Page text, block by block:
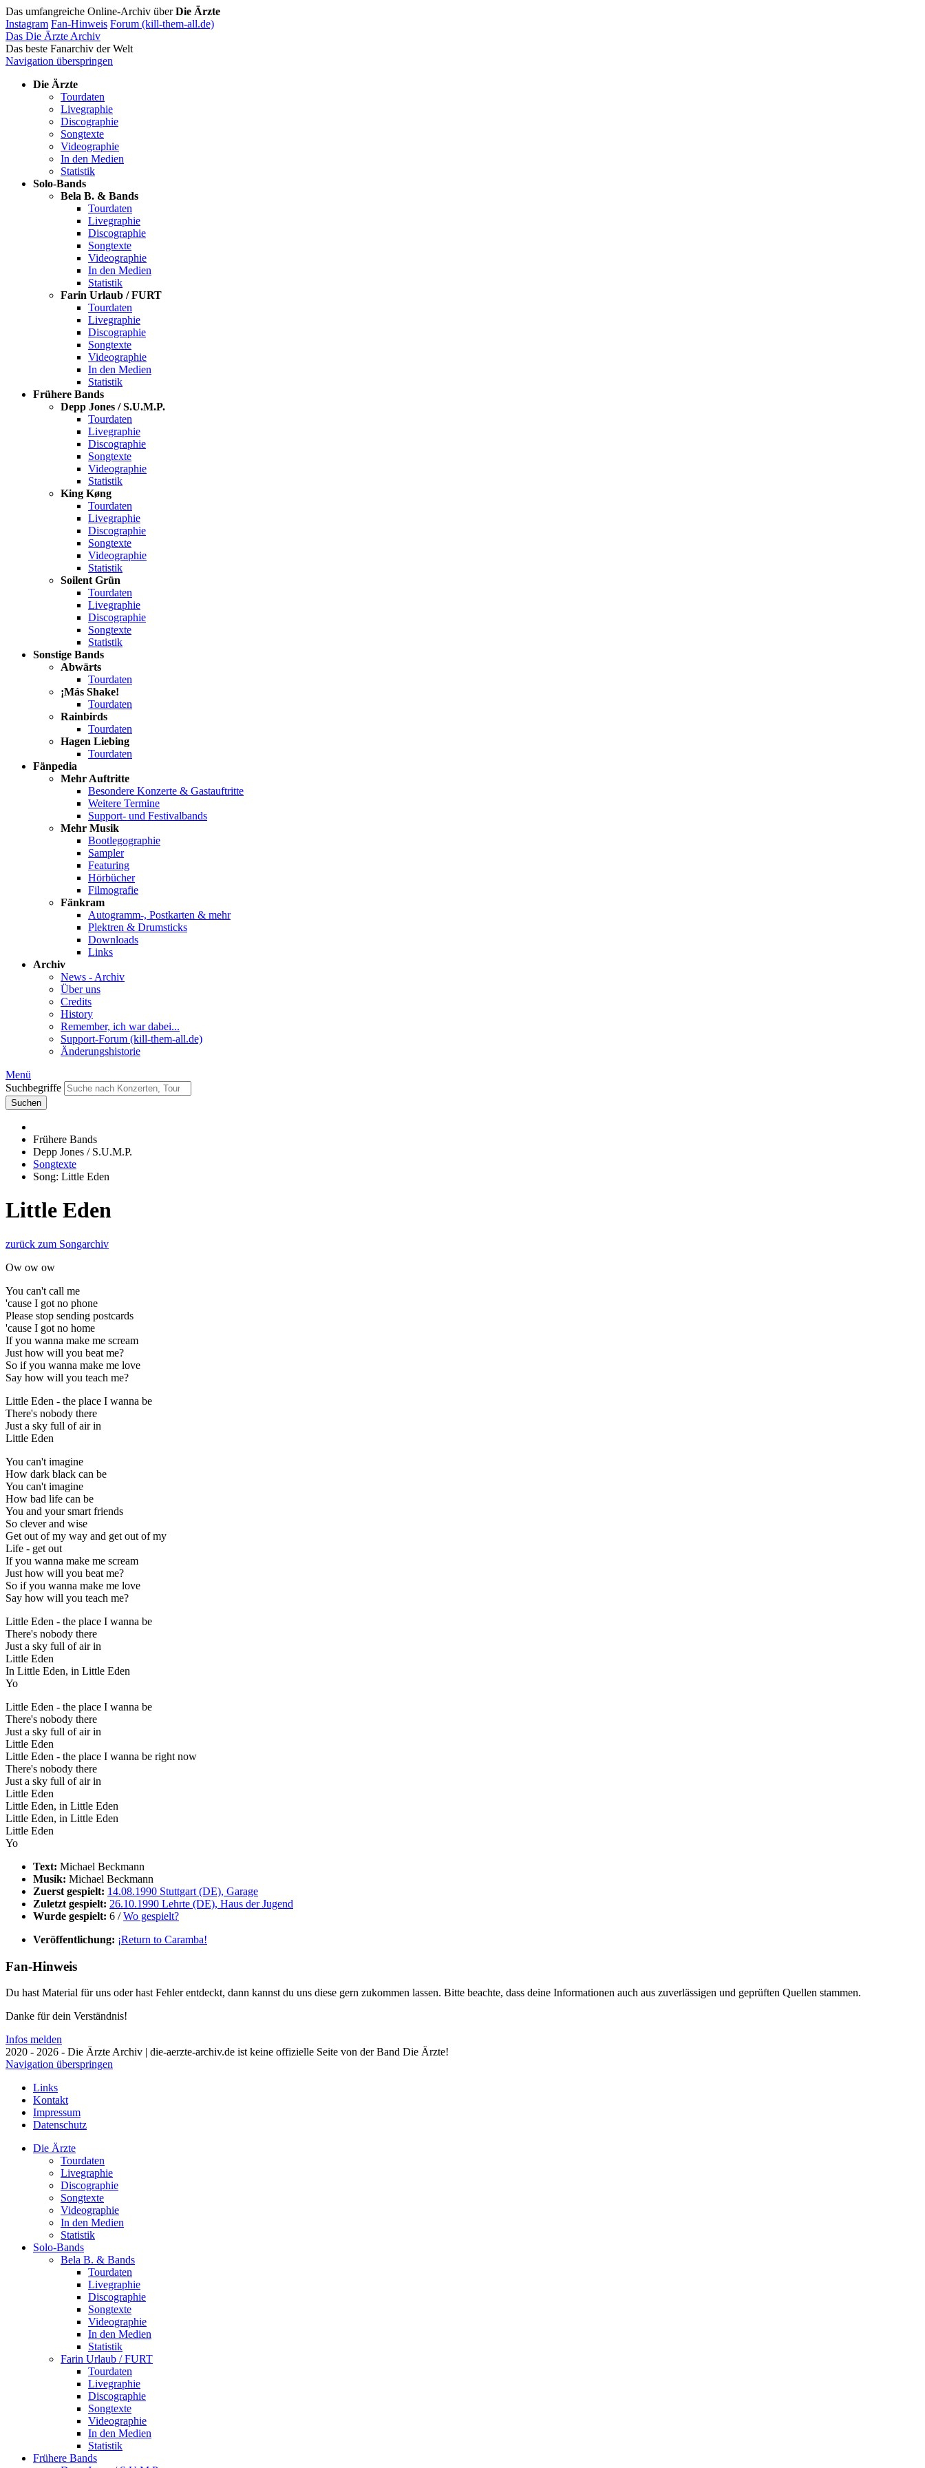
Das umfangreiche Online-Archiv überDie Ärzte
Instagram Fan-Hinweis Forum (kill-them-all.de)
Das Die Ärzte Archiv
Das beste Fanarchiv der Welt
Navigation überspringen
Die Ärzte
Tourdaten
Livegraphie
Discographie
Songtexte
Videographie
In den Medien
Statistik
Solo-Bands
Bela B. & Bands
Tourdaten
Livegraphie
Discographie
Songtexte
Videographie
In den Medien
Statistik
Farin Urlaub / FURT
Tourdaten
Livegraphie
Discographie
Songtexte
Videographie
In den Medien
Statistik
Frühere Bands
Depp Jones / S.U.M.P.
Tourdaten
Livegraphie
Discographie
Songtexte
Videographie
Statistik
King Køng
Tourdaten
Livegraphie
Discographie
Songtexte
Videographie
Statistik
Soilent Grün
Tourdaten
Livegraphie
Discographie
Songtexte
Statistik
Sonstige Bands
Abwärts
Tourdaten
¡Más Shake!
Tourdaten
Rainbirds
Tourdaten
Hagen Liebing
Tourdaten
Fänpedia
Mehr Auftritte
Besondere Konzerte & Gastauftritte
Weitere Termine
Support- und Festivalbands
Mehr Musik
Bootlegographie
Sampler
Featuring
Hörbücher
Filmografie
Fänkram
Autogramm-, Postkarten & mehr
Plektren & Drumsticks
Downloads
Links
Archiv
News - Archiv
Über uns
Credits
History
Remember, ich war dabei...
Support-Forum (kill-them-all.de)
Änderungshistorie
Menü
Suchbegriffe
Suchen
Frühere Bands
Depp Jones / S.U.M.P.
Songtexte
Song: Little Eden
Little Eden
zurück zum Songarchiv
Ow ow ow
You can't call me
'cause I got no phone
Please stop sending postcards
'cause I got no home
If you wanna make me scream
Just how will you beat me?
So if you wanna make me love
Say how will you teach me?
Little Eden - the place I wanna be
There's nobody there
Just a sky full of air in
Little Eden
You can't imagine
How dark black can be
You can't imagine
How bad life can be
You and your smart friends
So clever and wise
Get out of my way and get out of my
Life - get out
If you wanna make me scream
Just how will you beat me?
So if you wanna make me love
Say how will you teach me?
Little Eden - the place I wanna be
There's nobody there
Just a sky full of air in
Little Eden
In Little Eden, in Little Eden
Yo
Little Eden - the place I wanna be
There's nobody there
Just a sky full of air in
Little Eden
Little Eden - the place I wanna be right now
There's nobody there
Just a sky full of air in
Little Eden
Little Eden, in Little Eden
Little Eden, in Little Eden
Little Eden
Yo
Text: Michael Beckmann
Musik: Michael Beckmann
Zuerst gespielt: 14.08.1990 Stuttgart (DE), Garage
Zuletzt gespielt: 26.10.1990 Lehrte (DE), Haus der Jugend
Wurde gespielt: 6 /Wo gespielt?
Veröffentlichung: ¡Return to Caramba!
Fan-Hinweis
Du hast Material für uns oder hast Fehler entdeckt, dann kannst du uns diese gern zukommen lassen. Bitte beachte, dass deine Informationen auch aus zuverlässigen und geprüften Quellen stammen.
Danke für dein Verständnis!
Infos melden
2020 - 2026 - Die Ärzte Archiv | die-aerzte-archiv.de ist keine offizielle Seite von der Band Die Ärzte!
Navigation überspringen
Links
Kontakt
Impressum
Datenschutz
Die Ärzte
Tourdaten
Livegraphie
Discographie
Songtexte
Videographie
In den Medien
Statistik
Solo-Bands
Bela B. & Bands
Tourdaten
Livegraphie
Discographie
Songtexte
Videographie
In den Medien
Statistik
Farin Urlaub / FURT
Tourdaten
Livegraphie
Discographie
Songtexte
Videographie
In den Medien
Statistik
Frühere Bands